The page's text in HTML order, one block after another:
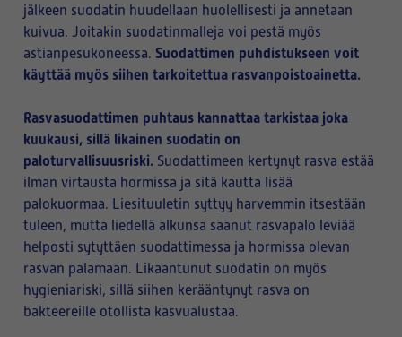
jälkeen suodatin huudellaan huolellisesti ja annetaan
kuivua. Joitakin suodatinmalleja voi pestä myös
astianpesukoneessa. Suodattimen puhdistukseen voit
käyttää myös siihen tarkoitettua rasvanpoistoainetta.
Rasvasuodattimen puhtaus kannattaa tarkistaa joka
kuukausi, sillä likainen suodatin on
paloturvallisuusriski. Suodattimeen kertynyt rasva estää
ilman virtausta hormissa ja sitä kautta lisää
palokuormaa. Liesituuletin syttyy harvemmin itsestään
tuleen, mutta liedellä alkunsa saanut rasvapalo leviää
helposti sytyttäen suodattimessa ja hormissa olevan
rasvan palamaan. Likaantunut suodatin on myös
hygieniariski, sillä siihen kerääntynyt rasva on
bakteereille otollista kasvualustaa.